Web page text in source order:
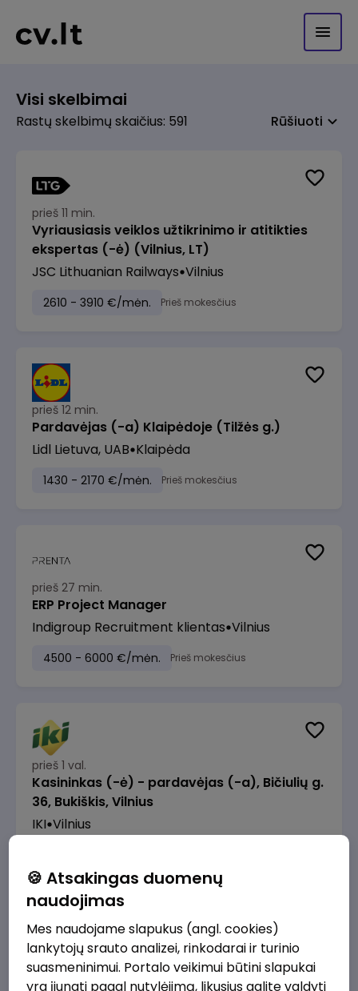
Visi skelbimai
Rastų skelbimų skaičius: 591 Rūšiuoti
prieš 11 min.
Vyriausiasis veiklos užtikrinimo ir atitikties
ekspertas (-ė) (Vilnius, LT)
JSC Lithuanian Railways Vilnius
2610 - 3910 €/mėn. Prieš mokesčius
prieš 12 min.
Pardavėjas (-a) Klaipėdoje (Tilžės g.)
Lidl Lietuva, UAB Klaipėda
1430 - 2170 €/mėn. Prieš mokesčius
prieš 27 min.
ERP Project Manager
Indigroup Recruitment klientas Vilnius
4500 - 6000 €/mėn. Prieš mokesčius
prieš 1 val.
Kasininkas (-ė) - pardavėjas (-a), Bičiulių g.
36, Bukiškis, Vilnius
IKI Vilnius
prieš 1 val.
Prekių surinkėjas (-a) - pickeris, Senasis
🍪 Atsakingas duomenų
naudojimas
Mes naudojame slapukus (angl. cookies)
lankytojų srauto analizei, rinkodarai ir turinio
suasmeninimui. Portalo veikimui būtini slapukai
yra įjungti pagal nutylėjimą, likusius galite valdyti